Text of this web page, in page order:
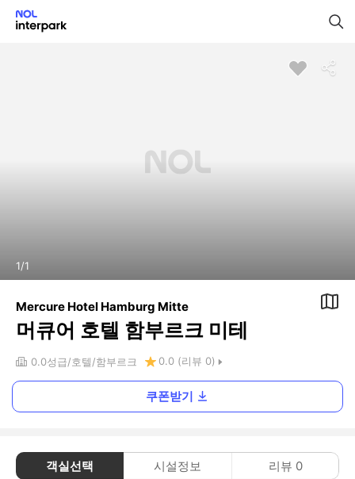
1/1
Mercure Hotel Hamburg Mitte
머큐어 호텔 함부르크 미테
0.0성급 호텔 함부르크 0.0 (리뷰 0)
쿠폰받기
객실선택 시설정보 리뷰 0